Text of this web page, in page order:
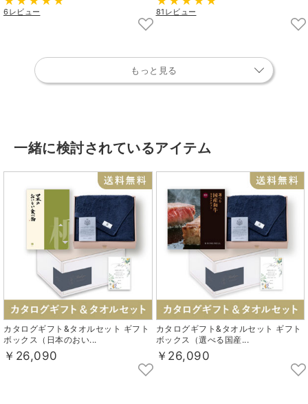
6レビュー 81レビュー
もっと見る
一緒に検討されているアイテム
カタログギフト&タオルセット ギフト
ボックス（日本のおい...
￥26,090
カタログギフト&タオルセット ギフト
ボックス（選べる国産...
￥26,090